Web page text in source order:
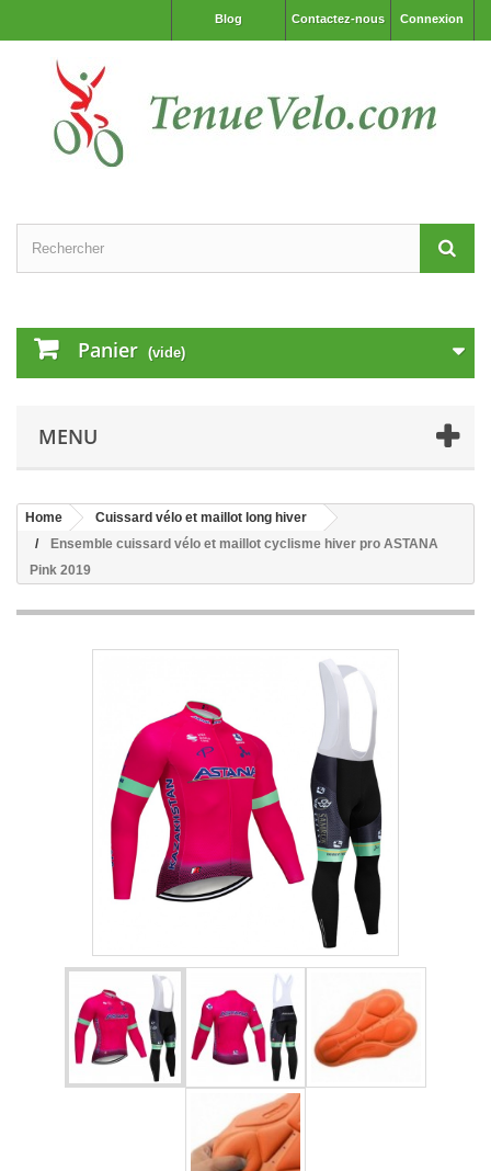
Connexion
Contactez-nous
Blog
Panier (vide)
MENU
Home
Cuissard vélo et maillot long hiver
Ensemble cuissard vélo et maillot cyclisme hiver pro ASTANA
Pink 2019